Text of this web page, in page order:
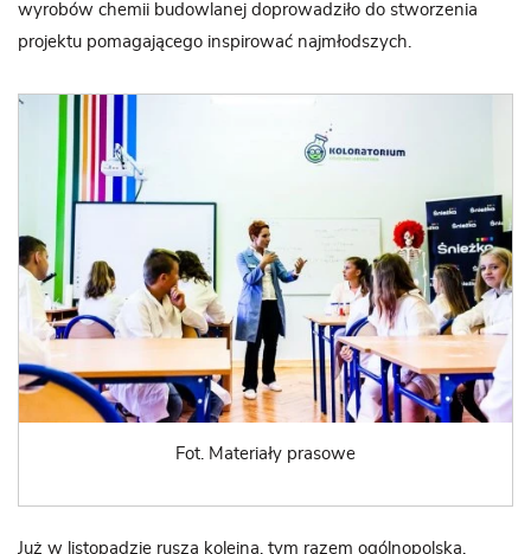
wyrobów chemii budowlanej doprowadziło do stworzenia
projektu pomagającego inspirować najmłodszych.
Fot. Materiały prasowe
Już w listopadzie rusza kolejna, tym razem ogólnopolska,